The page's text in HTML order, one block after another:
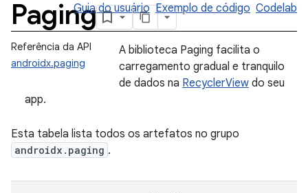
PagingGuia do usuário Exemplo de código Codelab
Referência da API
androidx.paging
A biblioteca Paging facilita o
carregamento gradual e tranquilo
de dados na RecyclerView do seu
app.
Esta tabela lista todos os artefatos no grupo
androidx.paging .